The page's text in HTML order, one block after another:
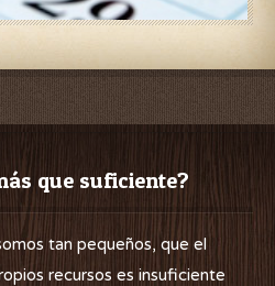
que suficiente?
tan pequeños, que el
recursos es insuficiente